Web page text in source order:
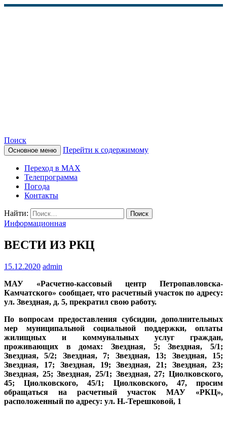
КАМЧАТСКОЕ
ИНФОРМАЦИОННОЕ
АГЕНТСТВО (КИА
«ВЕСТИ»)
Поиск
Основное меню Перейти к содержимому
Переход в MAX
Телепрограмма
Погода
Контакты
Найти:
Информационная
ВЕСТИ ИЗ РКЦ
15.12.2020 admin
МАУ «Расчетно-кассовый центр Петропавловска-
Камчатского» сообщает, что расчетный участок по адресу:
ул. Звездная, д. 5, прекратил свою работу.
По вопросам предоставления субсидии, дополнительных
мер муниципальной социальной поддержки, оплаты
жилищных и коммунальных услуг граждан,
проживающих в домах: Звездная, 5; Звездная, 5/1;
Звездная, 5/2; Звездная, 7; Звездная, 13; Звездная, 15;
Звездная, 17; Звездная, 19; Звездная, 21; Звездная, 23;
Звездная, 25; Звездная, 25/1; Звездная, 27; Циолковского,
45; Циолковского, 45/1; Циолковского, 47, просим
обращаться на расчетный участок МАУ «РКЦ»,
расположенный по адресу: ул. Н.-Терешковой, 1